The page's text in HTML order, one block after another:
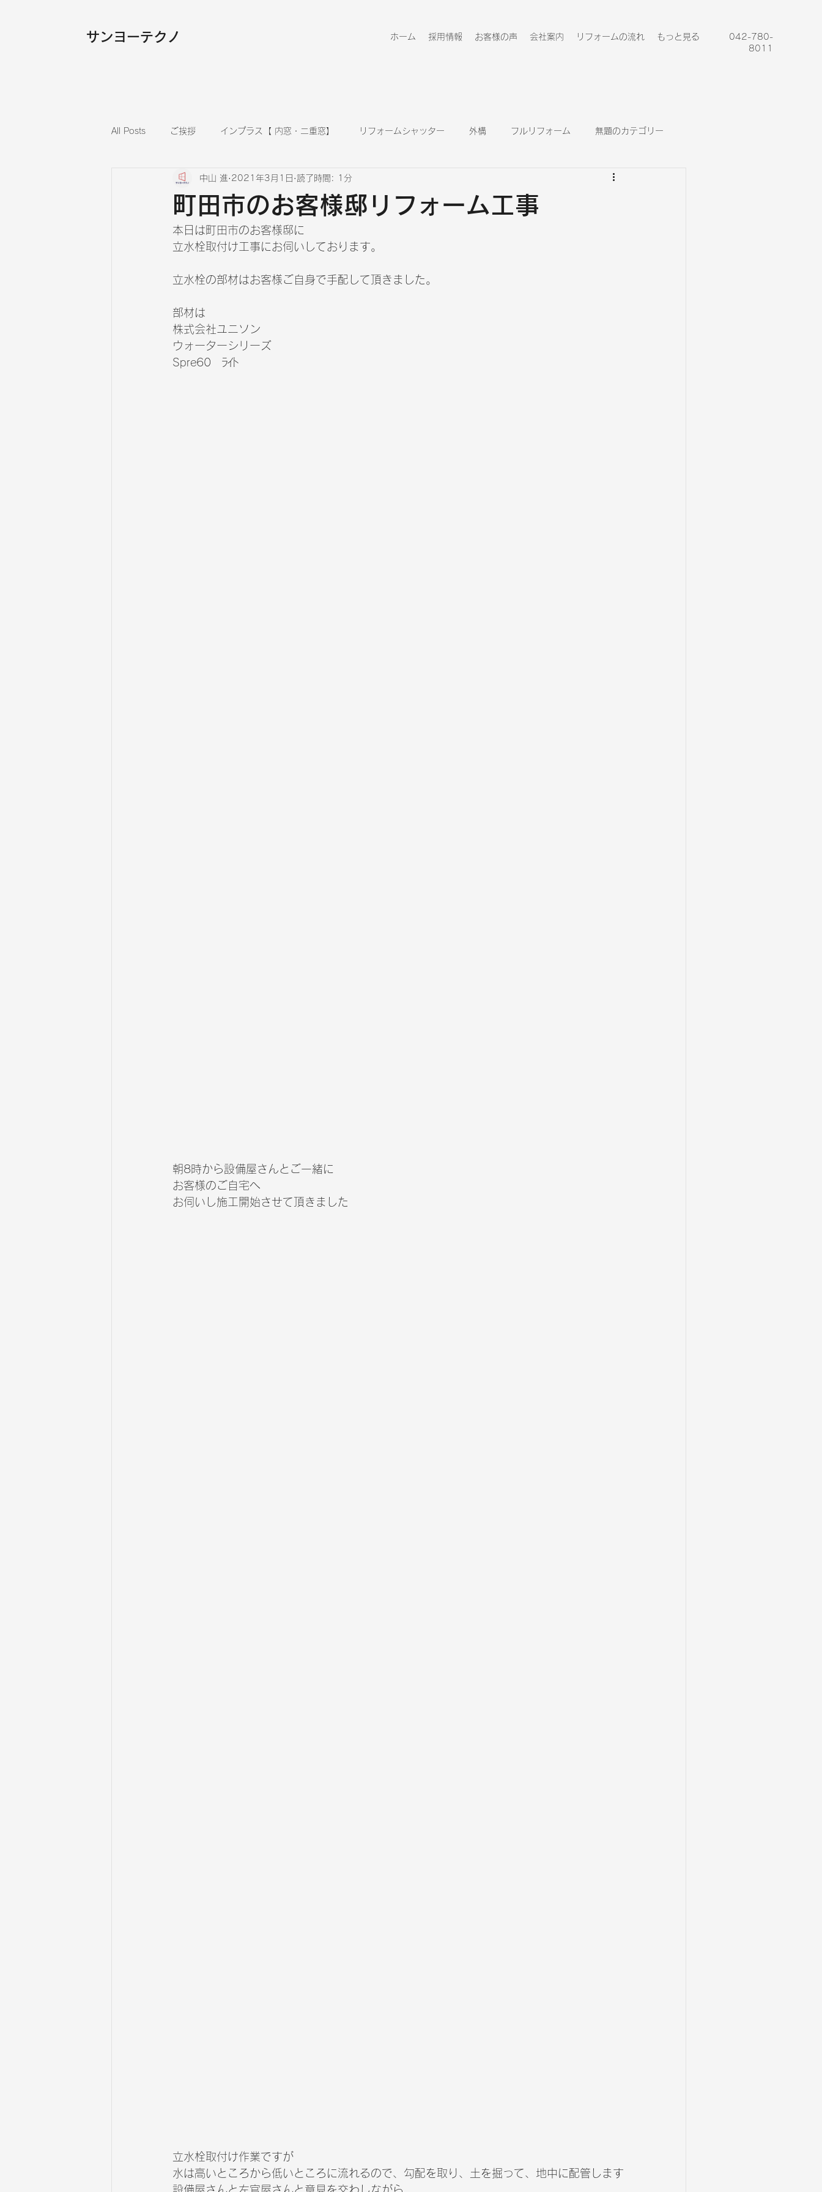
​サンヨーテクノ ホーム 採用情報 お客様の声 会社案内 リフォームの流れ もっと見る
042-780-
8011
All Posts ご挨拶 インプラス【 内窓・二重窓】 リフォームシャッター 外構 フルリフォーム 無題のカテゴリー
フローリング張替え キッチン 浴室
町田市のお客様邸リフォーム工事
中山 進 2021年3月1日 読了時間: 1分
本日は町田市のお客様邸に
立水栓取付け工事にお伺いしております。
立水栓の部材はお客様ご自身で手配して頂きました。
部材は
株式会社ユニソン
ウォーターシリーズ
Spre60　ﾗｲﾄ
朝8時から設備屋さんとご一緒に
お客様のご自宅へ
お伺いし施工開始させて頂きました
立水栓取付け作業ですが
水は高いところから低いところに流れるので、勾配を取り、土を掘って、地中に配管します
設備屋さんと左官屋さんと意見を交わしながら